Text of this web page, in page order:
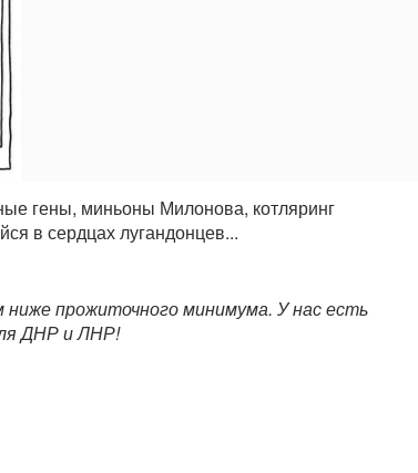
гены, миньоны Милонова, котляринг
в сердцах лугандонцев...
прожиточного минимума. У нас есть
ДНР и ЛНР!